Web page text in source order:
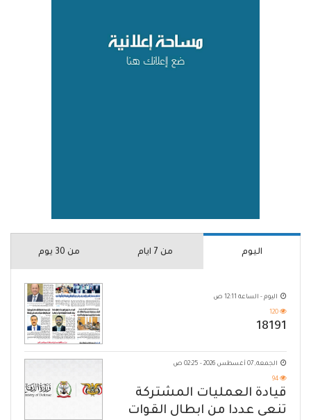
اليوم من 7 ايام من 30 يوم
اليوم - الساعة 12:11 ص
120
18191
الجمعة, 07 أغسطس 2026 - 02:25 ص
94
قيادة العمليات المشتركة
تنعى عددا من ابطال القوات